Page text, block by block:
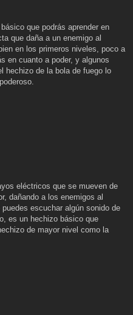
que podrás aprender en
que daña a un enemigo al
en los primeros niveles, poco a
en cuanto a poder, y algunos
hechizo de la bola de fuego lo
eléctricos que se mueven de
dañando a los enemigos al
escuchar algún sonido de
es un hechizo básico que
de mayor nivel como la